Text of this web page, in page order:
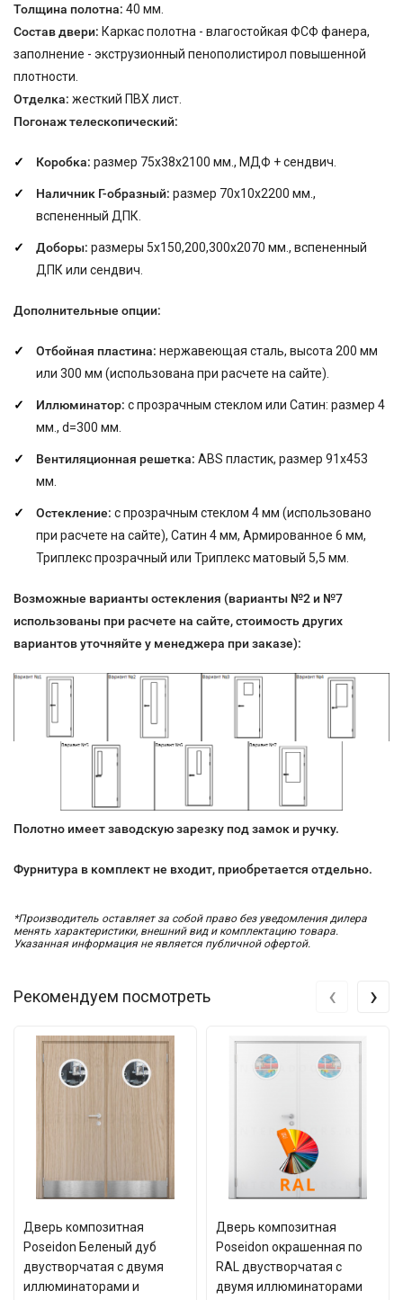
Толщина полотна: 40 мм.
Состав двери: Каркас полотна - влагостойкая ФСФ фанера,
заполнение - экструзионный пенополистирол повышенной
плотности.
Отделка: жесткий ПВХ лист.
Погонаж телескопический:
Коробка: размер 75х38х2100 мм., МДФ + сендвич.
Наличник Г-образный: размер 70х10х2200 мм.,
вспененный ДПК.
Доборы: размеры 5х150,200,300х2070 мм., вспененный
ДПК или сендвич.
Дополнительные опции:
Отбойная пластина: нержавеющая сталь, высота 200 мм
или 300 мм (использована при расчете на сайте).
Иллюминатор: с прозрачным стеклом или Сатин: размер 4
мм., d=300 мм.
Вентиляционная решетка: ABS пластик, размер 91x453
мм.
Остекление: с прозрачным стеклом 4 мм (использовано
при расчете на сайте), Сатин 4 мм, Армированное 6 мм,
Триплекс прозрачный или Триплекс матовый 5,5 мм.
Возможные варианты остекления (варианты №2 и №7
использованы при расчете на сайте, стоимость других
вариантов уточняйте у менеджера при заказе):
Полотно имеет заводскую зарезку под замок и ручку.
Фурнитура в комплект не входит, приобретается отдельно.
*Производитель оставляет за собой право без уведомления дилера
менять характеристики, внешний вид и комплектацию товара.
Указанная информация не является публичной офертой.
Рекомендуем посмотреть
Дверь композитная
Poseidon Беленый дуб
двустворчатая с двумя
иллюминаторами и
Дверь композитная
Poseidon окрашенная по
RAL двустворчатая c
двумя иллюминаторами
‹ ›